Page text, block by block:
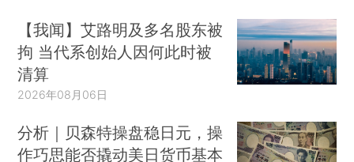
【我闻】艾路明及多名股东被
拘 当代系创始人因何此时被
清算
2026年08月06日
分析｜贝森特操盘稳日元，操
作巧思能否撬动美日货币基本